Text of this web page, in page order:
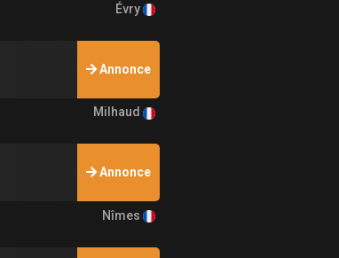
Évry
Annonce
Milhaud
Annonce
Nîmes